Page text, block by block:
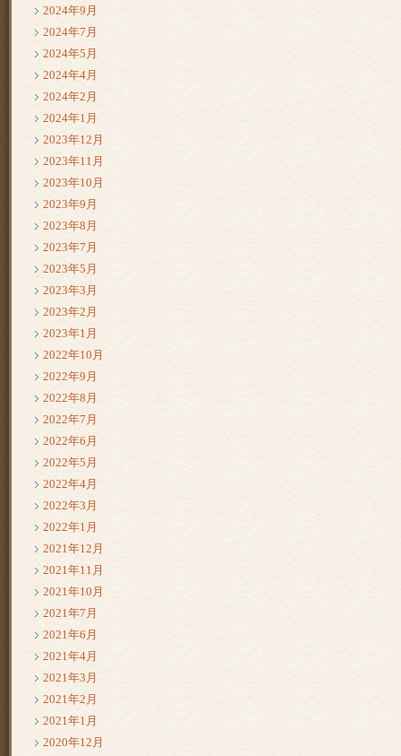
2024年9月
2024年7月
2024年5月
2024年4月
2024年2月
2024年1月
2023年12月
2023年11月
2023年10月
2023年9月
2023年8月
2023年7月
2023年5月
2023年3月
2023年2月
2023年1月
2022年10月
2022年9月
2022年8月
2022年7月
2022年6月
2022年5月
2022年4月
2022年3月
2022年1月
2021年12月
2021年11月
2021年10月
2021年7月
2021年6月
2021年4月
2021年3月
2021年2月
2021年1月
2020年12月